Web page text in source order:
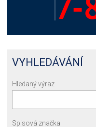
VYHLEDÁVÁNÍ
Hledaný výraz
Spisová značka